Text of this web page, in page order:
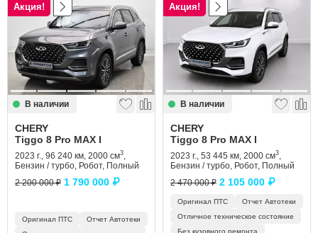
Акция!
В наличии
CHERY
Tiggo 8 Pro MAX I
2023 г., 96 240 км, 2000 см3,
Бензин / турбо, Робот, Полный
2 200 000 ₽ 1 790 000 ₽
Оригинал ПТС
Отчет Автотеки
Акция!
В наличии
CHERY
Tiggo 8 Pro MAX I
2023 г., 53 445 км, 2000 см3,
Бензин / турбо, Робот, Полный
2 470 000 ₽ 2 105 000 ₽
Оригинал ПТС
Отчет Автотеки
Отличное техническое состояние
Без кузовного ремонта